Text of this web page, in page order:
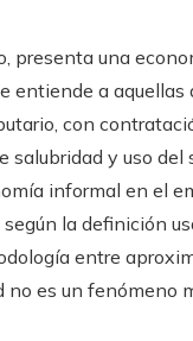
presenta una
entiende a aquellas
con
y uso del
informal en el
la definición
entre
no es un fenómeno